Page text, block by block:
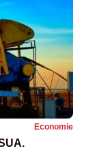
Economie